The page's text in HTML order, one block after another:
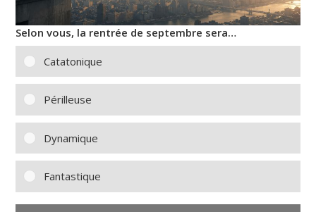
Selon vous, la rentrée de septembre sera…
Catatonique
Périlleuse
Dynamique
Fantastique